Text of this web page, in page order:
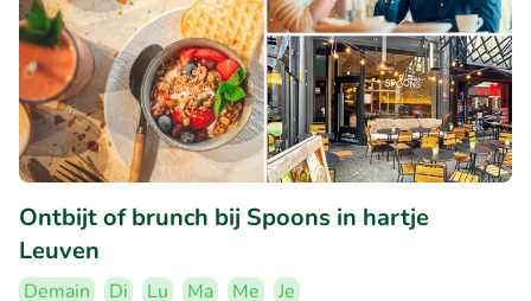
Ontbijt of brunch bij Spoons in hartje
Leuven
Demain Di Lu Ma Me
Je